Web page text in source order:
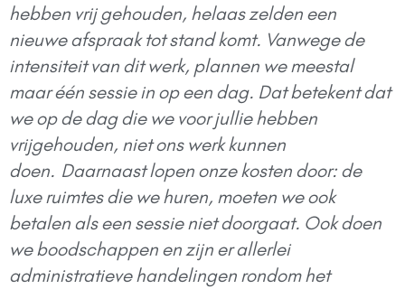
hebben vrij gehouden, helaas zelden een
nieuwe afspraak tot stand komt. Vanwege de
intensiteit van dit werk, plannen we meestal
maar één sessie in op een dag. Dat betekent dat
we op de dag die we voor jullie hebben
vrijgehouden, niet ons werk kunnen
doen. Daarnaast lopen onze kosten door: de
luxe ruimtes die we huren, moeten we ook
betalen als een sessie niet doorgaat. Ook doen
we boodschappen en zijn er allerlei
administratieve handelingen rondom het